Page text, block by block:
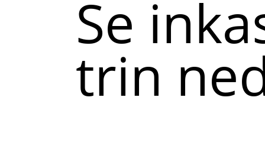
Se
trin